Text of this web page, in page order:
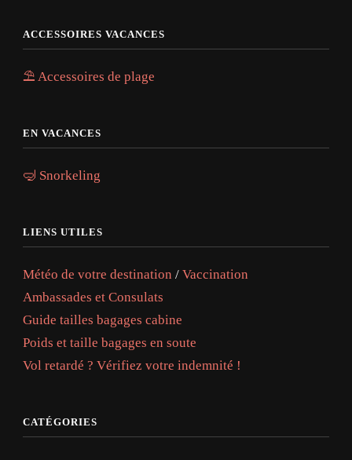
ACCESSOIRES VACANCES
⛱️ Accessoires de plage
EN VACANCES
🤿 Snorkeling
LIENS UTILES
Météo de votre destination / Vaccination
Ambassades et Consulats
Guide tailles bagages cabine
Poids et taille bagages en soute
Vol retardé ? Vérifiez votre indemnité !
CATÉGORIES